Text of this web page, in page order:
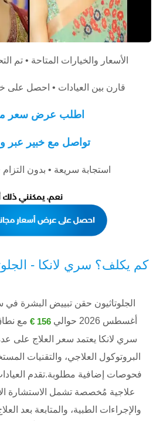
قارن بين العيادات • احصل
اطلب عرض سعر
تواصل مع خبير عبر
استجابة سريعة • بدون
كم يكلف؟ سري لانكا -
الجلوتاثيون حقن تبييض البشرة
أغسطس 2026 حوالي
156 € مع
سري لانكا يعتمد سعر العلاج على
البروتوكول العلاجي، والتقنيات
فحوصات إضافية مطلوبة.تقدم
علاجية مُخصصة تشمل الاستشارة
والإجراءات الطبية، والمتابعة بعد